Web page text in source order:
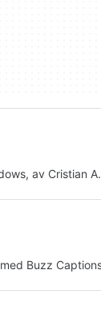
av Cristian
Buzz